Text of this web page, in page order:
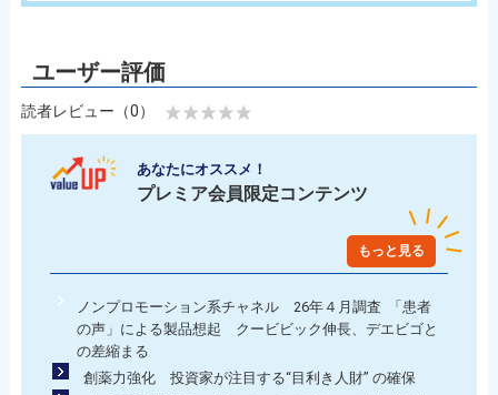
読者レビュー（0）
あなたにオススメ！
プレミア会員限定コンテンツ
もっと見る
ノンプロモーション系チャネル 26年４月調査 「患者
の声」による製品想起 クービビック伸長、デエビゴと
の差縮まる
創薬力強化 投資家が注目する“目利き人財” の確保